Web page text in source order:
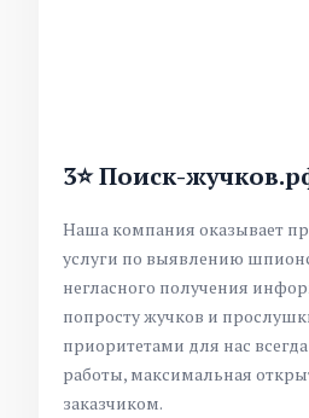
3⭐ Поиск-
Наша компания оказывает
услуги по выявлению
негласного получения
попросту жучков и
приоритетами для нас
работы, максимальная
заказчиком.